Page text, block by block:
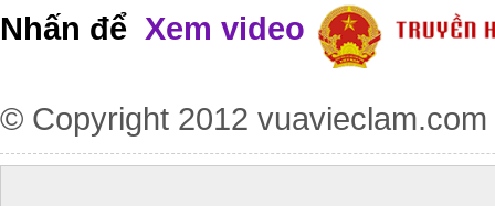
Nhấn để Xem video
© Copyright 2012 vuavieclam.com